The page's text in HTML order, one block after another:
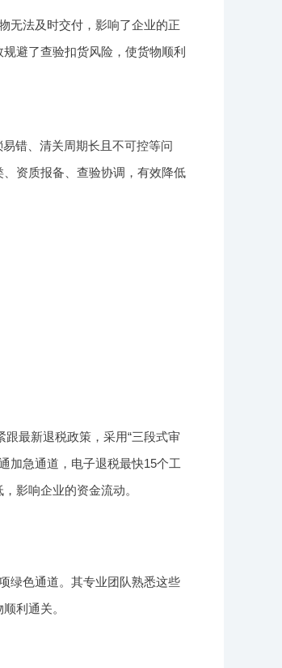
无法及时交付，影响了企业的正
避了查验扣货风险，使货物顺利
错、清关周期长且不可控等问
资质报备、查验协调，有效降低
最新退税政策，采用“三段式审
加急通道，电子退税最快15个工
影响企业的资金流动。
绿色通道。其专业团队熟悉这些
利通关。